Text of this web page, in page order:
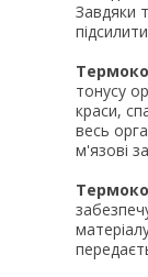
Завдяки
тонусу
краси,
весь
м'язові